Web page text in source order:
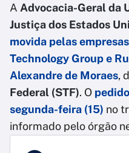
A Advocacia-Geral da
Justiça dos Estados
movida pelas
Technology Group e
Alexandre de Moraes,
Federal (STF). O
segunda-feira (15) no
informado pelo órgão